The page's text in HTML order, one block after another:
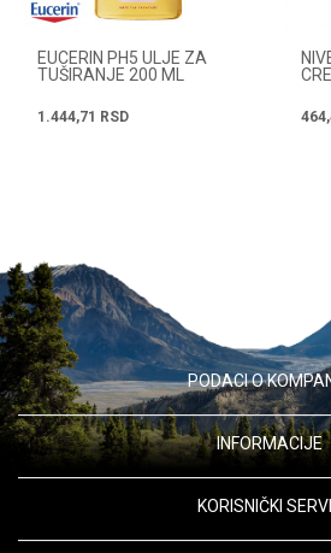
EUCERIN PH5 ULJE ZA
TUŠIRANJE 200 ML
1.444,71 RSD
PODACI O
Apotekarska ustanova
Kanarevo Brdo
11191 Beograd,
Telefon:
INFORMACIJE
O nama
Saradnja
KORISNIČKI